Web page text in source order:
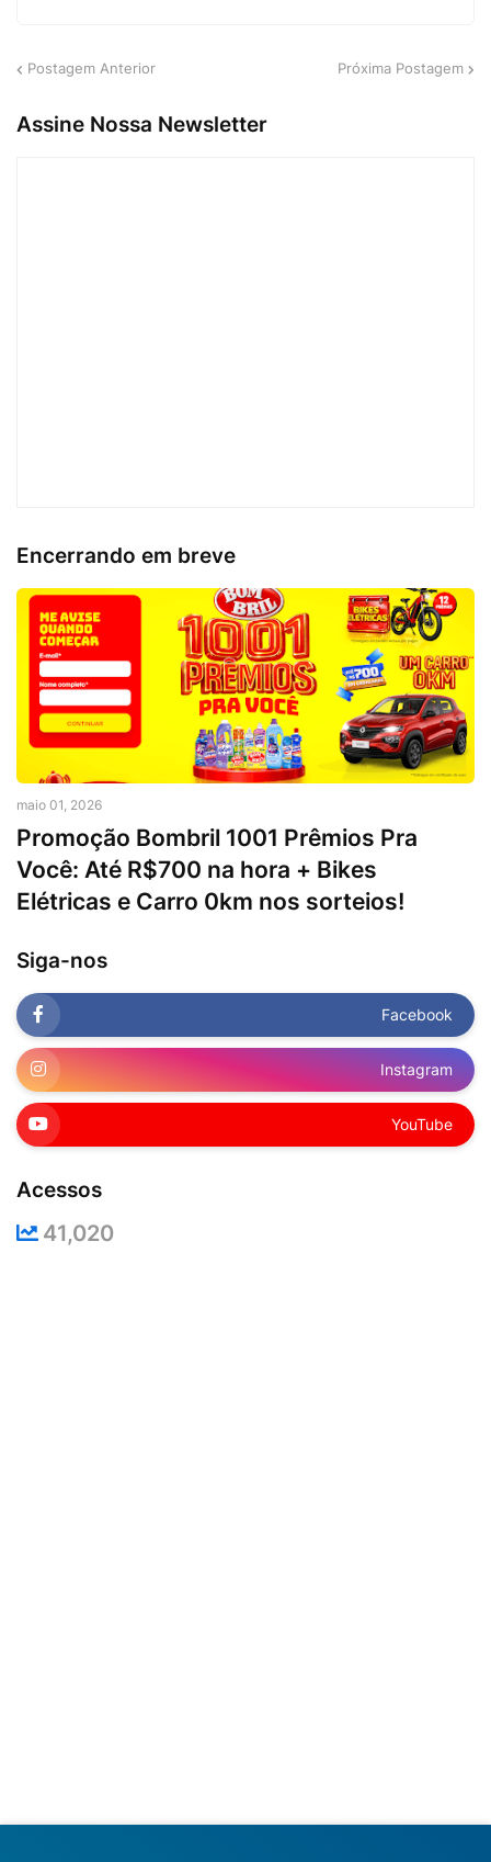
Postagem Anterior Próxima Postagem
Assine Nossa Newsletter
Encerrando em breve
maio 01, 2026
Promoção Bombril 1001 Prêmios Pra
Você: Até R$700 na hora + Bikes
Elétricas e Carro 0km nos sorteios!
Siga-nos
Facebook
Instagram
YouTube
Acessos
41,020